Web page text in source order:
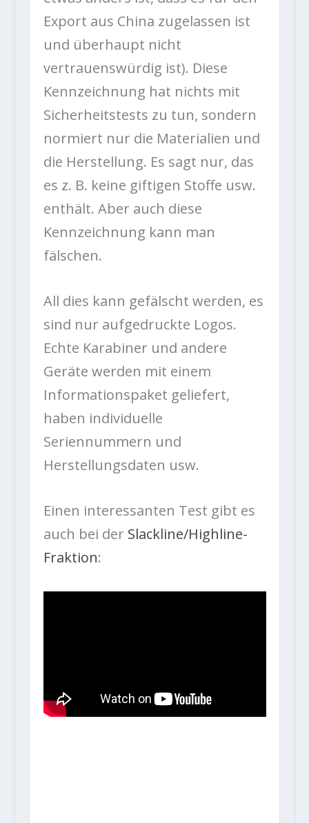
Export aus China zugelassen ist
und überhaupt nicht
vertrauenswürdig ist). Diese
Kennzeichnung hat nichts mit
Sicherheitstests zu tun, sondern
normiert nur die Materialien und
die Herstellung. Es sagt nur, das
es z. B. keine giftigen Stoffe usw.
enthält. Aber auch diese
Kennzeichnung kann man
fälschen.
All dies kann gefälscht werden, es
sind nur aufgedruckte Logos.
Echte Karabiner und andere
Geräte werden mit einem
Informationspaket geliefert,
haben individuelle
Seriennummern und
Herstellungsdaten usw.
Einen interessanten Test gibt es
auch bei der Slackline/Highline-
Fraktion: